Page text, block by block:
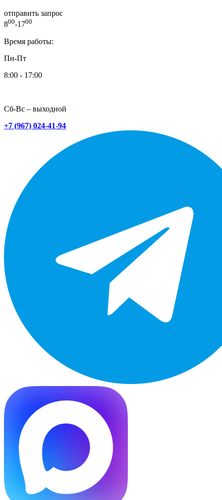
отправить запрос
800-1700
Время работы:
Пн-Пт
8:00 - 17:00
Сб-Вс – выходной
+7 (967) 024-41-94